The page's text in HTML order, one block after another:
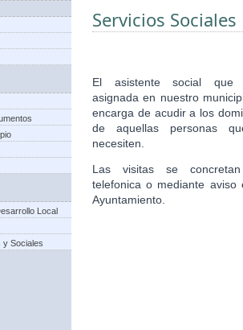
Local
y Sociales
Servicios Sociales
El asistente social que
asignada en nuestro
encarga de acudir a los
de aquellas personas
necesiten.
Las visitas se
telefonica o mediante aviso
Ayuntamiento.